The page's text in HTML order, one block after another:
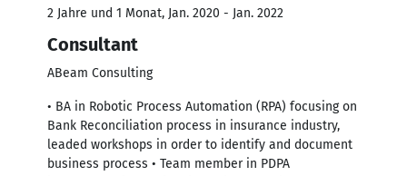
2 Jahre und 1 Monat, Jan. 2020 - Jan. 2022
Consultant
ABeam Consulting
• BA in Robotic Process Automation (RPA) focusing on
Bank Reconciliation process in insurance industry,
leaded workshops in order to identify and document
business process • Team member in PDPA